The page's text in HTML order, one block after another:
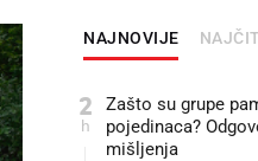
NAJNOVIJE
2
h
Zašto su grupe
pojedinaca?
mišljenja